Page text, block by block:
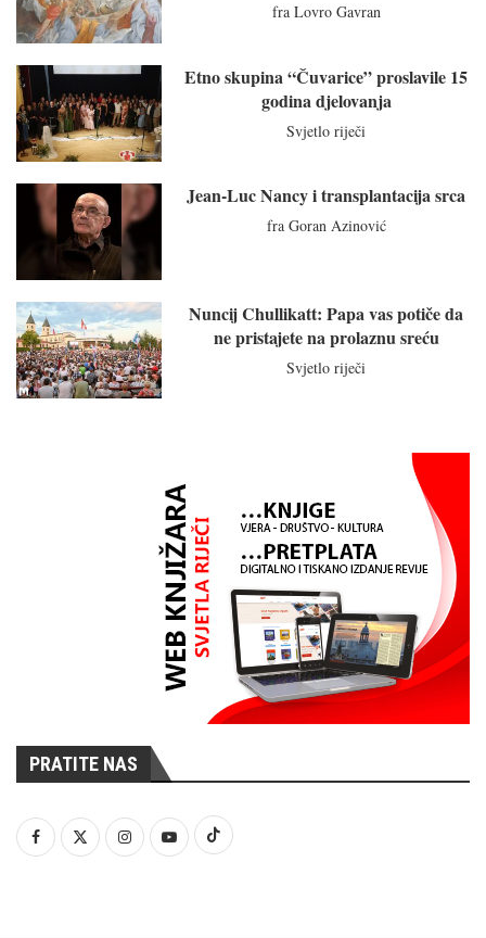
fra Lovro Gavran
Etno skupina “Čuvarice” proslavile 15
godina djelovanja
Svjetlo riječi
Jean-Luc Nancy i transplantacija srca
fra Goran Azinović
Nuncij Chullikatt: Papa vas potiče da
ne pristajete na prolaznu sreću
Svjetlo riječi
PRATITE NAS